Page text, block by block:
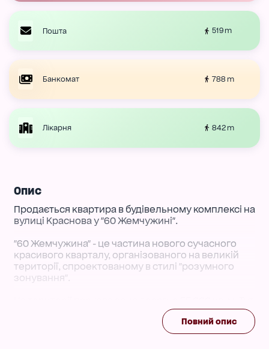
Пошта 519 m
Банкомат 788 m
Лікарня 842 m
Опис
Продається квартира в будівельному комплексі на
вулиці Краснова у "60 Жемчужині".
"60 Жемчужина" - це частина нового сучасного
красивого кварталу, організованого на великій
території, спроектованому в стилі "розумного
зонування".
буде створено: сімейна зона з ігровими та
розвиваючими майданчиками для дітей та
місцями відпочинку для батьків; спортивна зона -
Повний опис